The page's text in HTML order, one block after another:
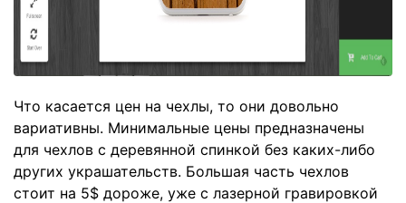
Что касается цен на чехлы, то они довольно
вариативны. Минимальные цены предназначены
для чехлов с деревянной спинкой без каких-либо
других украшательств. Большая часть чехлов
стоит на 5$ дороже, уже с лазерной гравировкой